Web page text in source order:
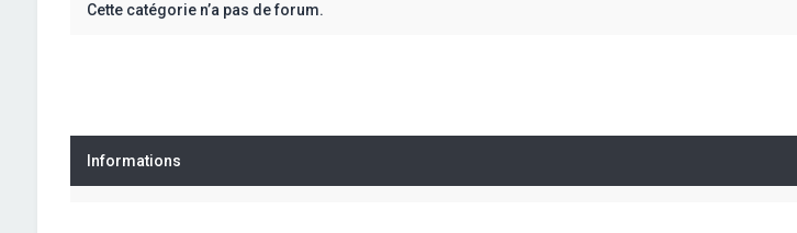
Cette catégorie n’a pas de forum.
Informations